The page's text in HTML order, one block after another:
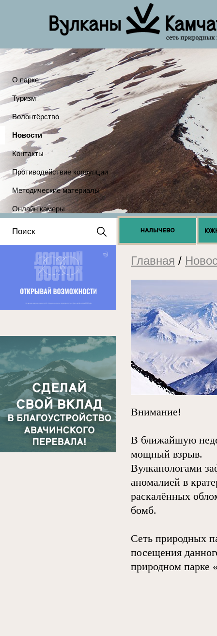
О парке
Туризм
Волонтёрство
Новости
Контакты
Противодействие коррупции
Методические материалы
Онлайн камеры
Положение о выдаче
разрешений 2025
Главная /
Внимание!
В ближайшую
мощный взрыв.
Вулканологами
аномалией в
раскалённых
бомб.
Сеть природных
посещения
природном парке